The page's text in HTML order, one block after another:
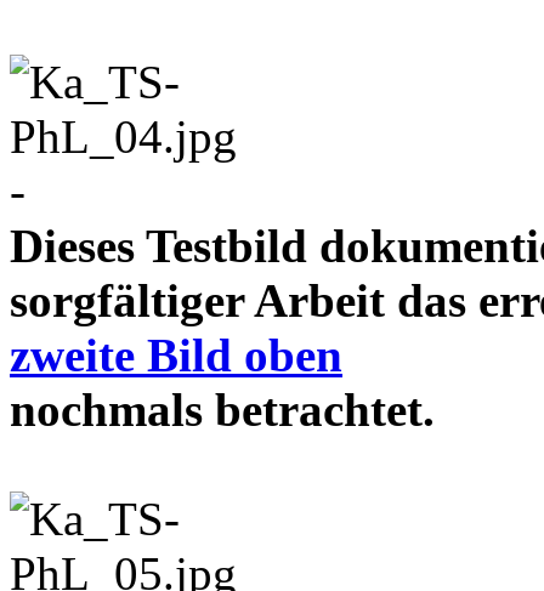
-
Dieses Testbild
sorgfältiger Arbeit das
zweite Bild oben
nochmals